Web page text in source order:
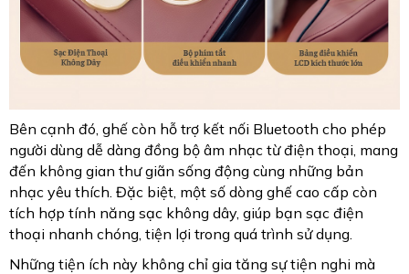
Bên cạnh đó, ghế còn hỗ trợ kết nối Bluetooth cho phép
người dùng dễ dàng đồng bộ âm nhạc từ điện thoại, mang
đến không gian thư giãn sống động cùng những bản
nhạc yêu thích. Đặc biệt, một số dòng ghế cao cấp còn
tích hợp tính năng sạc không dây, giúp bạn sạc điện
thoại nhanh chóng, tiện lợi trong quá trình sử dụng.
Những tiện ích này không chỉ gia tăng sự tiện nghi mà